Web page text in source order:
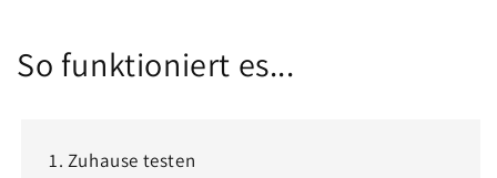
So funktioniert es...
1. Zuhause testen